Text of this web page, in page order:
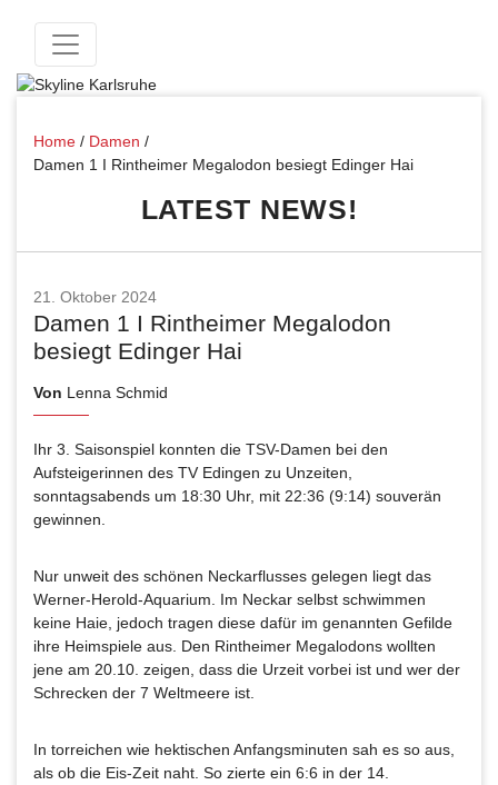
Home / Damen /
Damen 1 I Rintheimer Megalodon besiegt Edinger Hai
LATEST NEWS!
21. Oktober 2024
Damen 1 I Rintheimer Megalodon
besiegt Edinger Hai
Von Lenna Schmid
Ihr 3. Saisonspiel konnten die TSV-Damen bei den
Aufsteigerinnen des TV Edingen zu Unzeiten,
sonntagsabends um 18:30 Uhr, mit 22:36 (9:14) souverän
gewinnen.
Nur unweit des schönen Neckarflusses gelegen liegt das
Werner-Herold-Aquarium. Im Neckar selbst schwimmen
keine Haie, jedoch tragen diese dafür im genannten Gefilde
ihre Heimspiele aus. Den Rintheimer Megalodons wollten
jene am 20.10. zeigen, dass die Urzeit vorbei ist und wer der
Schrecken der 7 Weltmeere ist.
In torreichen wie hektischen Anfangsminuten sah es so aus,
als ob die Eis-Zeit naht. So zierte ein 6:6 in der 14.